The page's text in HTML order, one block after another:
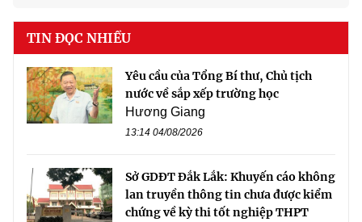
TIN ĐỌC NHIỀU
Yêu cầu của Tổng Bí thư, Chủ tịch
nước về sắp xếp trường học
Hương Giang
13:14 04/08/2026
Sở GDĐT Đắk Lắk: Khuyến cáo không
lan truyền thông tin chưa được kiểm
chứng về kỳ thi tốt nghiệp THPT